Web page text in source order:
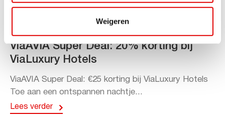
Weigeren
ViaAVIA Super Deal: 20% korting bij
ViaLuxury Hotels
ViaAVIA Super Deal: €25 korting bij ViaLuxury Hotels
Toe aan een ontspannen nachtje...
Lees verder